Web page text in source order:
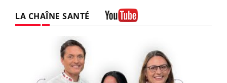
LA CHAÎNE SANTÉ